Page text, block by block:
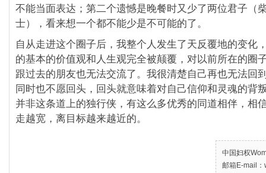
不能当面表达；第二个遗憾是晚餐时又少了两位君子（
士），看来想一个都不能少是不可能的了。
自从走进这个圈子后，我整个人发生了天反覆地的变化
的基本的价值观和人生观完全被颠覆，对以前所在的圈
跟过去的朋友也无法交流了。我很清楚自己再也无法回
同时也不愿回头，回头就意味着对自己信仰和灵魂的背
并非这条道上的独行侠，有这么多优秀的同道相伴，相
走越宽，离目标越来越近的。
中国妇权
邮箱E-mail